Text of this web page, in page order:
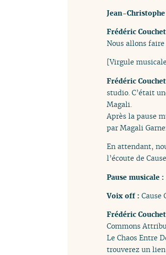
Jean-
Frédéric
Nous allons
[Virgule
Frédéric
studio. C’était
Magali.
Après la pause
par Magali
En attendant,
l’écoute de
Pause musicale :
Voix off : Cause
Frédéric
Commons
Le Chaos Entre
trouverez un